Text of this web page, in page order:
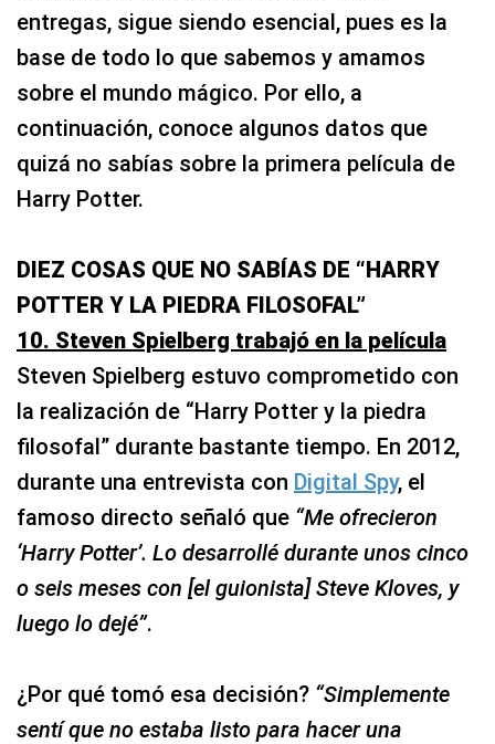
entregas, sigue siendo esencial, pues es la
base de todo lo que sabemos y amamos
sobre el mundo mágico. Por ello, a
continuación, conoce algunos datos que
quizá no sabías sobre la primera película de
Harry Potter.
DIEZ COSAS QUE NO SABÍAS DE “HARRY
POTTER Y LA PIEDRA FILOSOFAL”
10. Steven Spielberg trabajó en la película
Steven Spielberg estuvo comprometido con
la realización de “Harry Potter y la piedra
filosofal” durante bastante tiempo. En 2012,
durante una entrevista con Digital Spy, el
famoso directo señaló que “Me ofrecieron
‘Harry Potter’. Lo desarrollé durante unos cinco
o seis meses con [el guionista] Steve Kloves, y
luego lo dejé”.
¿Por qué tomó esa decisión? “Simplemente
sentí que no estaba listo para hacer una